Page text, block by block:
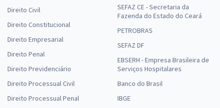
Direito Civil
Direito Constitucional
Direito Empresarial
Direito Penal
Direito Previdenciário
Direito Processual Civil
Direito Processual Penal
SEFAZ CE - Secretaria da
Fazenda do Estado do Ceará
PETROBRAS
SEFAZ DF
EBSERH - Empresa Brasileira de
Serviços Hospitalares
Banco do Brasil
IBGE